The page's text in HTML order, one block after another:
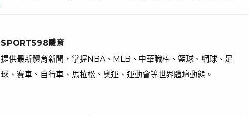
.
SPORT598體育
提供最新體育新聞，掌握NBA、MLB、中華職棒、籃球、網球、足
球、賽車、自行車、馬拉松、奧運、運動會等世界體壇動態。